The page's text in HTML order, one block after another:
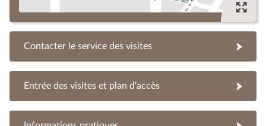
Contacter le service des visites
Entrée des visites et plan d'accès